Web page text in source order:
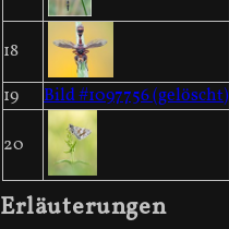
18
19
Bild #1097756 (gelöscht)
20
Erläuterungen